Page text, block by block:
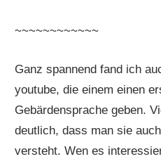
~~~~~~~~~~~~
Ganz spannend fand ich
youtube, die einem einen
Gebärdensprache geben.
deutlich, dass man sie
versteht. Wen es